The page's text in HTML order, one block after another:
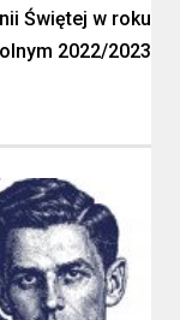
Świętej w roku
2022/2023